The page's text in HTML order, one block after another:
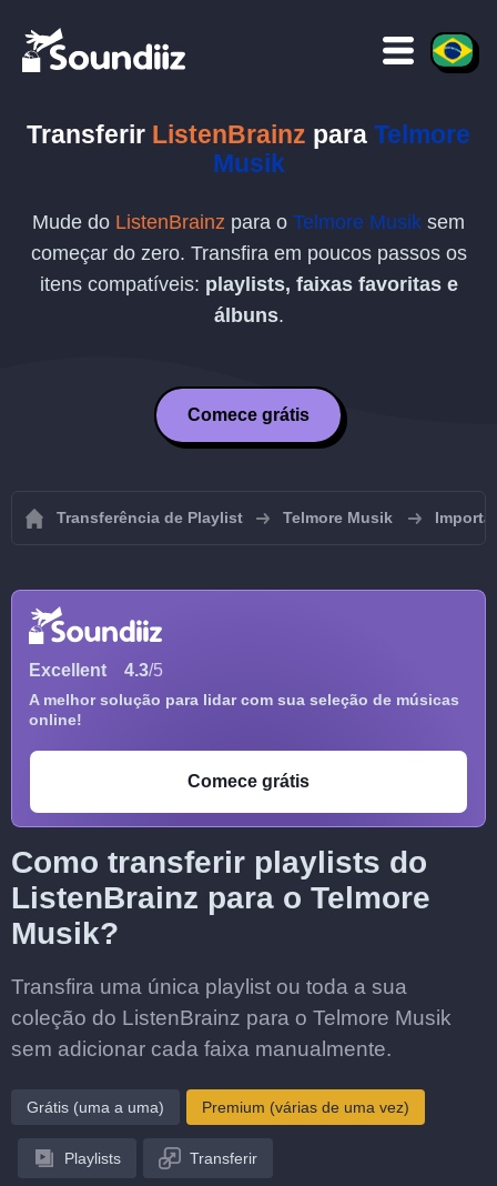
Transferir ListenBrainz para Telmore
Musik
Mude do ListenBrainz para o Telmore Musik sem
começar do zero. Transfira em poucos passos os
itens compatíveis: playlists, faixas favoritas e
álbuns.
Comece grátis
Transferência de Playlist Telmore Musik
Excellent 4.3/5
A melhor solução para lidar com sua seleção de músicas
online!
Comece grátis
Como transferir playlists do
ListenBrainz para o Telmore
Musik?
Transfira uma única playlist ou toda a sua
coleção do ListenBrainz para o Telmore Musik
sem adicionar cada faixa manualmente.
Grátis (uma a uma) Premium (várias de uma vez)
Playlists Transferir